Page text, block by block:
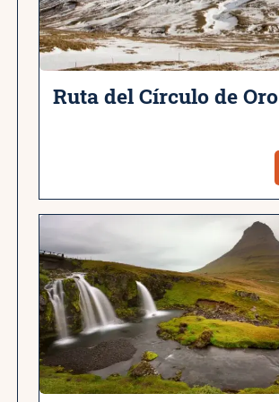
Ruta del Círculo de Oro